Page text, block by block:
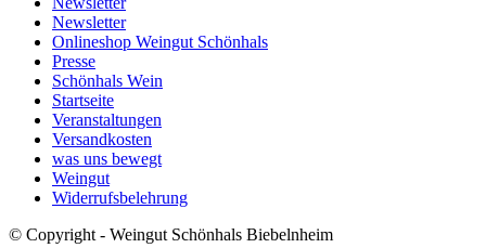
Newsletter
Onlineshop Weingut Schönhals
Presse
Schönhals Wein
Startseite
Veranstaltungen
Versandkosten
was uns bewegt
Weingut
Widerrufsbelehrung
© Copyright - Weingut Schönhals Biebelnheim